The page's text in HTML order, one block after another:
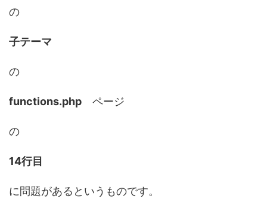
の
子テーマ
の
functions.php ページ
の
14行目
に問題があるというものです。